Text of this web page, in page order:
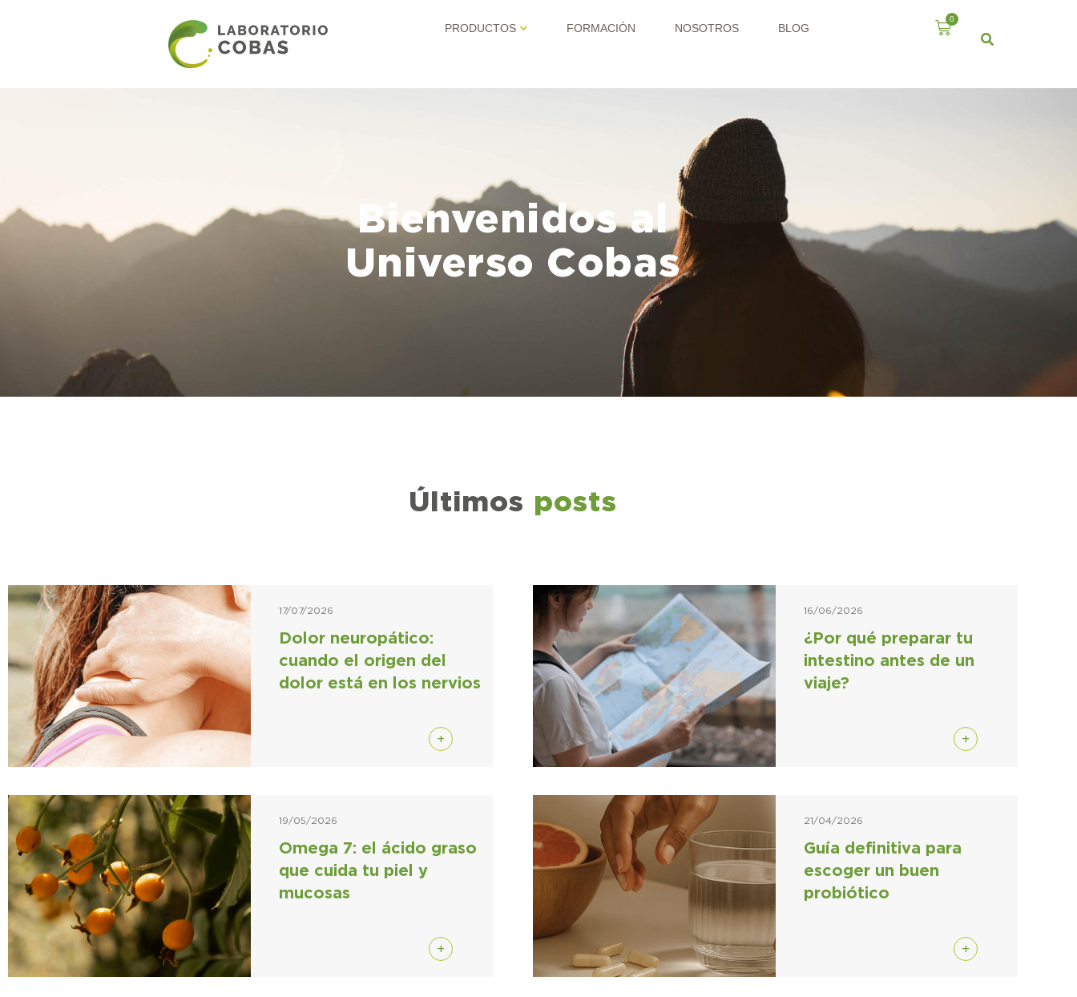
PRODUCTOS FORMACIÓN NOSOTROS BLOG
0
Bienvenidos al
Universo Cobas
Últimos posts
Dolor neuropático:
cuando el origen del
dolor está en los nervios
17/07/2026
+
¿Por qué preparar tu
intestino antes de un
viaje?
16/06/2026
+
Omega 7: el ácido graso
que cuida tu piel y
mucosas
19/05/2026
+
Guía definitiva para
escoger un buen
probiótico
21/04/2026
+